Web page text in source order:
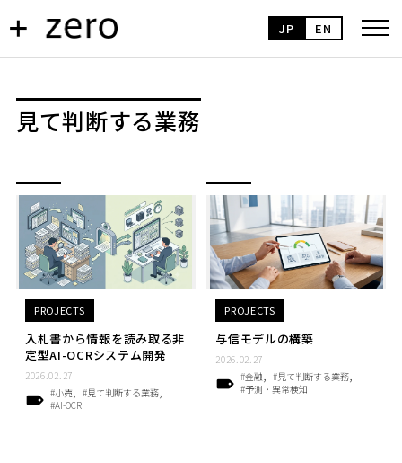
JP EN
見て判断する業務
PROJECTS
入札書から情報を読み取る非
定型AI-OCRシステム開発
2026.02.27
#小売
#見て判断する業務
#AI-OCR
PROJECTS
与信モデルの構築
2026.02.27
#金融
#見て判断する業務
#予測・異常検知